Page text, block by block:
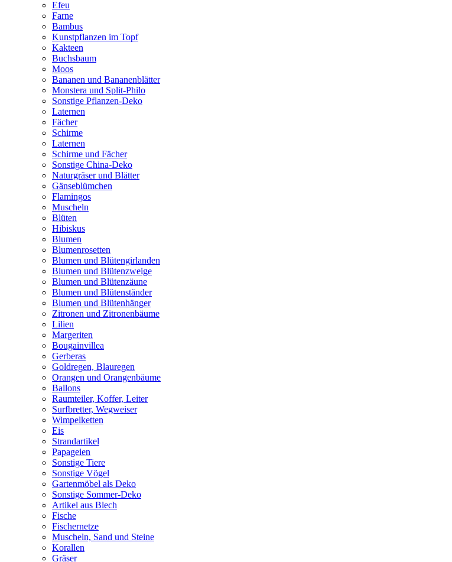
Efeu
Farne
Bambus
Kunstpflanzen im Topf
Kakteen
Buchsbaum
Moos
Bananen und Bananenblätter
Monstera und Split-Philo
Sonstige Pflanzen-Deko
Laternen
Fächer
Schirme
Laternen
Schirme und Fächer
Sonstige China-Deko
Naturgräser und Blätter
Gänseblümchen
Flamingos
Muscheln
Blüten
Hibiskus
Blumen
Blumenrosetten
Blumen und Blütengirlanden
Blumen und Blütenzweige
Blumen und Blütenzäune
Blumen und Blütenständer
Blumen und Blütenhänger
Zitronen und Zitronenbäume
Lilien
Margeriten
Bougainvillea
Gerberas
Goldregen, Blauregen
Orangen und Orangenbäume
Ballons
Raumteiler, Koffer, Leiter
Surfbretter, Wegweiser
Wimpelketten
Eis
Strandartikel
Papageien
Sonstige Tiere
Sonstige Vögel
Gartenmöbel als Deko
Sonstige Sommer-Deko
Artikel aus Blech
Fische
Fischernetze
Muscheln, Sand und Steine
Korallen
Gräser